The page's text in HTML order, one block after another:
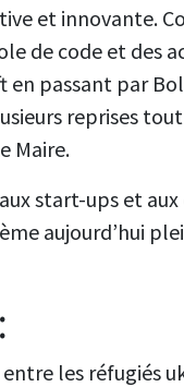
et innovante.
de code et des
en passant par
reprises
Maire.
start-ups et
aujourd’hui
les réfugiés